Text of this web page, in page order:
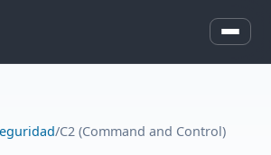
/C2 (Command and Control)